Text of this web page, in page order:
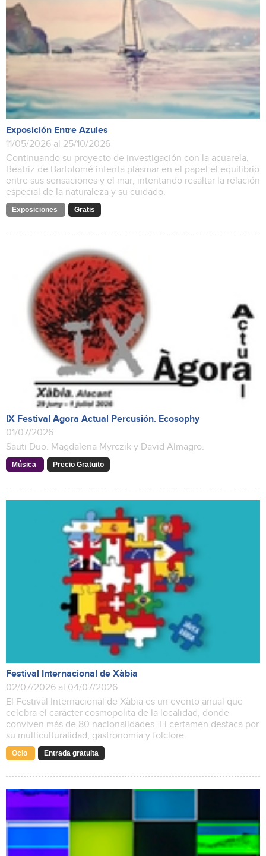
Exposición Entre Azules
11/05/2026 al 25/10/2026
Continuando su proyecto de investigación con la acuarela,
Beatriz de Bartolomé intenta plasmar en el papel el equilibrio
entre sus sensaciones y el mar, intentando resaltar la relación
especial de la naturaleza y su cuidado.
Exposiciones Gratis
IX Festival Agora Actual Percusión. Ecosophy
01/07/2026
Sauti Duo. Magdalena Myrczik y David Almagro.
Música Precio Gratuito
Festival Internacional de Xàbia
02/07/2026 al 04/07/2026
El Festival Internacional de Xàbia es un evento anual que
celebra el carácter cosmopolita de la localidad, donde
conviven más de 80 nacionalidades. El certamen destaca por
su multiculturalidad, gastronomía y folclore.
Ocio Entrada gratuita